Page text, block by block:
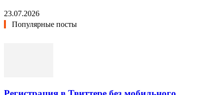
23.07.2026
Популярные посты